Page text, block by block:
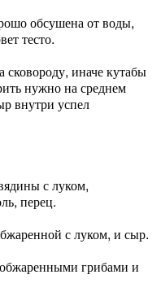
обсушена от воды,
тесто.
сковороду, иначе кутабы
нужно на среднем
внутри успел
с луком,
перец.
с луком, и сыр.
грибами и